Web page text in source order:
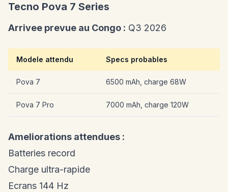
Tecno Pova 7 Series
Arrivee prevue au Congo : Q3 2026
Modele attendu Specs probables
Pova 7 6500 mAh, charge 68W
Pova 7 Pro 7000 mAh, charge 120W
Ameliorations attendues :
Batteries record
Charge ultra-rapide
Ecrans 144 Hz